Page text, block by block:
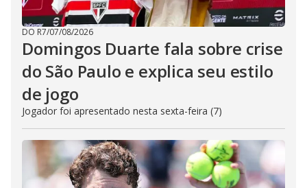
DO R7/07/08/2026
Domingos Duarte fala sobre crise
do São Paulo e explica seu estilo
de jogo
Jogador foi apresentado nesta sexta-feira (7)